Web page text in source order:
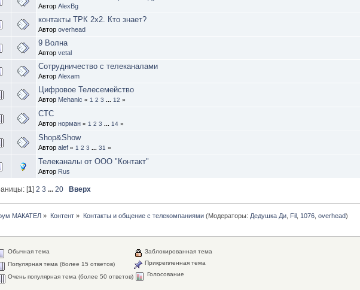
Автор AlexBg
контакты ТРК 2х2. Кто знает?
Автор overhead
9 Волна
Автор vetal
Сотрудничество с телеканалами
Автор Alexam
Цифровое Телесемейство
Автор Mehanic « 1 2 3 ... 12 »
СТС
Автор норман « 1 2 3 ... 14»
Shop&Show
Автор alef « 1 2 3 ... 31 »
Телеканалы от ООО "Контакт"
Автор Rus
[1]2 3 ...20 Вверх
МАКАТЕЛ » Контент » Контакты и общение с телекомпаниями(Модераторы: Дедушка Ди, Fil, 1076, overhead)
Обычная тема
Популярная тема (более 15 ответов)
Очень популярная тема (более 50 ответов)
Заблокированная тема
Прикрепленная тема
Голосование